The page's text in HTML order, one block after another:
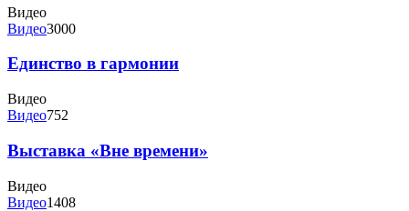
Видео
Видео3000
Единство в гармонии
Видео
Видео752
Выставка «Вне времени»
Видео
Видео1408